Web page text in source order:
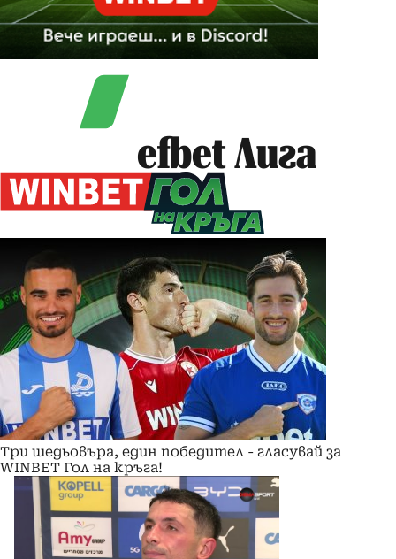
efbet Лига
Три шедьовъра, един победител - гласувай за
WINBET Гол на кръга!